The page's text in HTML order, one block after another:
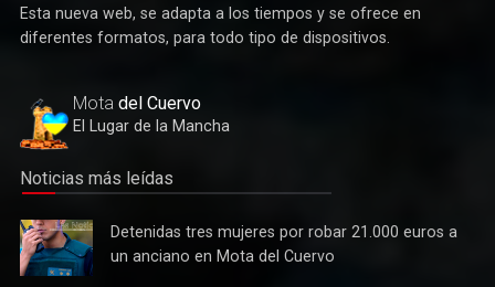
Deportes
Esta nueva web, se adapta a los tiempos y se ofrece en
Motadel Cuervo
Detenidas
tres
Detenidas tres mujeres por robar 21.000 euros a